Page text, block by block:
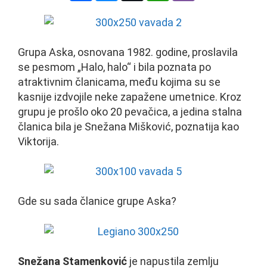
Grupa Aska, osnovana 1982. godine, proslavila
se pesmom „Halo, halo“ i bila poznata po
atraktivnim članicama, među kojima su se
kasnije izdvojile neke zapažene umetnice. Kroz
grupu je prošlo oko 20 pevačica, a jedina stalna
članica bila je Snežana Mišković, poznatija kao
Viktorija.
Gde su sada članice grupe Aska?
Snežana Stamenković je napustila zemlju